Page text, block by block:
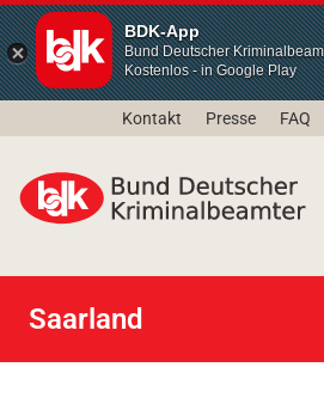
BDK-App
Bund Deutscher
Kostenlos - in Google Play
Kontakt Presse FAQ
Saarland